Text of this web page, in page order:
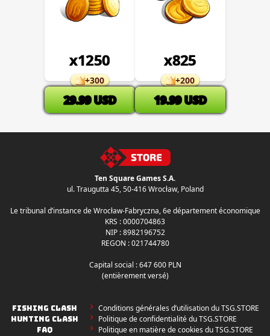
x1250
+300
29.99 USD
x825
+200
19.99 USD
Ten Square Games S.A.
ul. Traugutta 45,50-416 Wrocław, Poland
Le tribunal d’instance de Wrocław-Fabryczna, 6e département économique
KRS : 0000704863
NIP : 8982196752
REGON : 021744780
Capital social : 647 600 PLN
(entièrement versé)
FISHING CLASH
HUNTING CLASH
FAQ
Conditions générales d’utilisation du TSG.STORE
Politique de confidentialité du TSG.STORE
Politique en matière de cookies du TSG.STORE